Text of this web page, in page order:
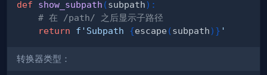
def
show_subpath (subpath) :
# 在 /path/ 之后显示子路径
return
f'Subpath {escape (subpath) } '
转换器类型：